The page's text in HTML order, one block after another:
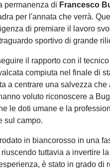
permanenza di Francesco
per l'annata che verrà.
di premiare il lavoro
sportivo di grande
il rapporto con il
compiuta nel finale di
a centrare una salvezza che
voluto riconoscere a
le doti umane e la
sul campo.
in biancorosso in una
tuttavia a invertire
è stato in grado di